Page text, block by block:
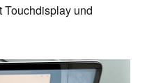
Touchdisplay und